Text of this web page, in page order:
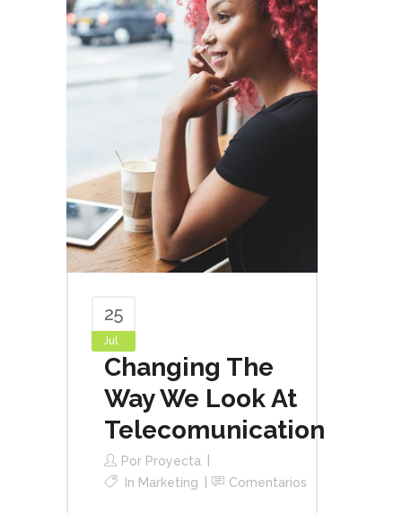
25
Jul
Changing The
Way We Look At
Telecomunication
Por Proyecta
In Marketing Comentarios